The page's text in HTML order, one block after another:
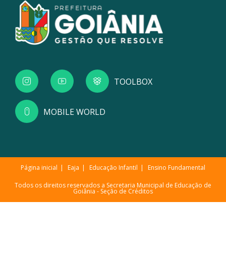
TOOLBOX
MOBILE WORLD
Página inicial Eaja Educação Infantil Ensino Fundamental
Todos os direitos reservados a Secretaria Municipal de Educação de
Goiânia - Seção de Créditos